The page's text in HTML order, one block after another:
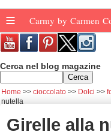
≡ Carmy by Carmen
Cerca nel blog magazine
Home cioccolato Dolci
nutella
Girelle alla